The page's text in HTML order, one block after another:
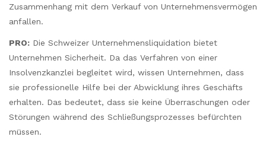
Zusammenhang mit dem Verkauf von Unternehmensvermögen
anfallen.
PRO: Die Schweizer Unternehmensliquidation bietet
Unternehmen Sicherheit. Da das Verfahren von einer
Insolvenzkanzlei begleitet wird, wissen Unternehmen, dass
sie professionelle Hilfe bei der Abwicklung ihres Geschäfts
erhalten. Das bedeutet, dass sie keine Überraschungen oder
Störungen während des Schließungsprozesses befürchten
müssen.